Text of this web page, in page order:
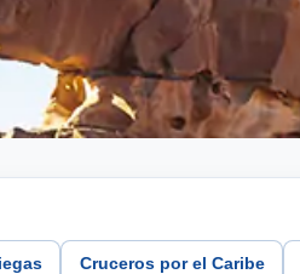
Cruceros por el Caribe